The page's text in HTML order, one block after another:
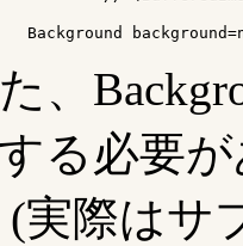
Background
、
る必要
(実際は